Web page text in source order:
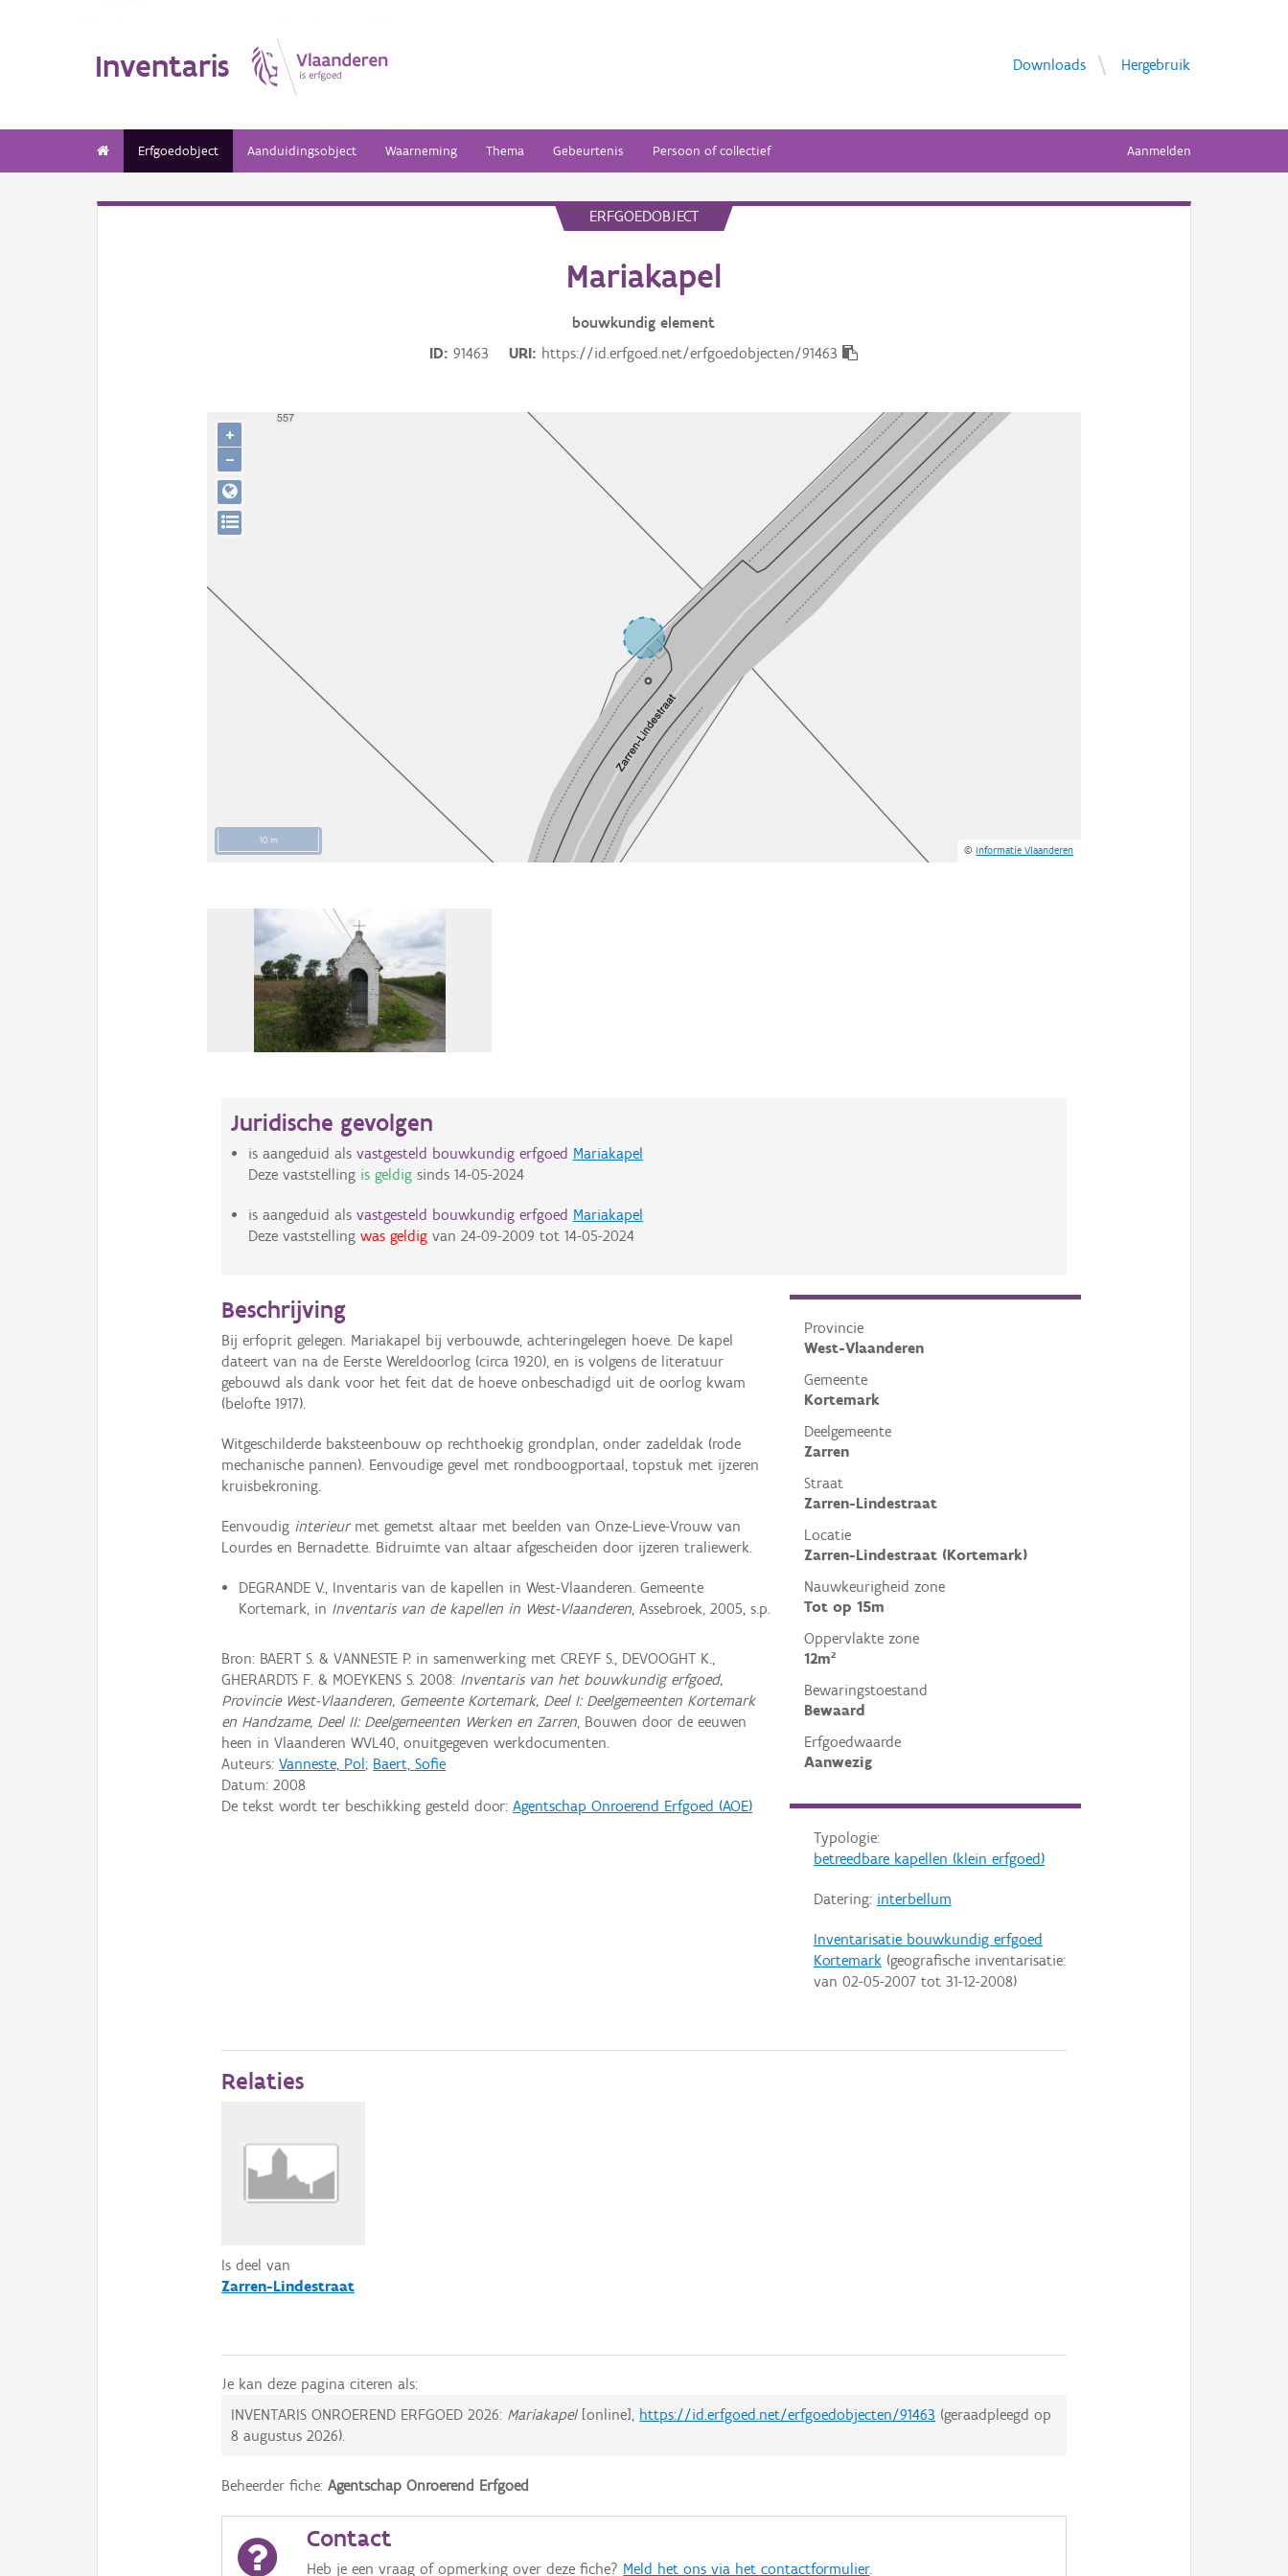
Inventaris Downloads Hergebruik
Erfgoedobject Aanduidingsobject Waarneming Thema Gebeurtenis Persoon of collectief Aanmelden
ERFGOEDOBJECT
Mariakapel
bouwkundig element
ID
91463 URI https://id.erfgoed.net/erfgoedobjecten/91463
10 m
©Informatie Vlaanderen
+
−
Juridische gevolgen
is aangeduid als vastgesteld bouwkundig erfgoed Mariakapel
Deze vaststelling is geldigsinds 14-05-2024
is aangeduid als vastgesteld bouwkundig erfgoed Mariakapel
Deze vaststelling was geldigvan 24-09-2009 tot 14-05-2024
Provincie
West-Vlaanderen
Gemeente
Kortemark
Deelgemeente
Zarren
Straat
Zarren-Lindestraat
Locatie
Zarren-Lindestraat (Kortemark)
Nauwkeurigheid zone
Tot op 15m
Oppervlakte zone
12m²
Bewaringstoestand
Bewaard
Erfgoedwaarde
Aanwezig
Typologie:
betreedbare kapellen (klein erfgoed)
Datering: interbellum
Inventarisatie bouwkundig erfgoed
Kortemark(geografische inventarisatie:
van 02-05-2007tot 31-12-2008)
Beschrijving
Bij erfoprit gelegen. Mariakapel bij verbouwde, achteringelegen hoeve. De kapel
dateert van na de Eerste Wereldoorlog (circa 1920), en is volgens de literatuur
gebouwd als dank voor het feit dat de hoeve onbeschadigd uit de oorlog kwam
(belofte 1917).
Witgeschilderde baksteenbouw op rechthoekig grondplan, onder zadeldak (rode
mechanische pannen). Eenvoudige gevel met rondboogportaal, topstuk met ijzeren
kruisbekroning.
Eenvoudig interieurmet gemetst altaar met beelden van Onze-Lieve-Vrouw van
Lourdes en Bernadette. Bidruimte van altaar afgescheiden door ijzeren traliewerk.
DEGRANDE V., Inventaris van de kapellen in West-Vlaanderen. Gemeente
Kortemark, in Inventaris van de kapellen in West-Vlaanderen, Assebroek, 2005, s.p.
Bron: BAERT S. & VANNESTE P. in samenwerking met CREYF S., DEVOOGHT K.,
GHERARDTS F. & MOEYKENS S. 2008: Inventaris van het bouwkundig erfgoed,
Provincie West-Vlaanderen, Gemeente Kortemark, Deel I: Deelgemeenten Kortemark
en Handzame, Deel II: Deelgemeenten Werken en Zarren, Bouwen door de eeuwen
heen in Vlaanderen WVL40, onuitgegeven werkdocumenten.
Auteurs:Vanneste, Pol; Baert, Sofie
Datum:2008
De tekst wordt ter beschikking gesteld door:Agentschap Onroerend Erfgoed (AOE)
Relaties
Is deel van
Zarren-Lindestraat
Je kan deze pagina citeren als:
INVENTARIS ONROEREND ERFGOED 2026: Mariakapel[online], https://id.erfgoed.net/erfgoedobjecten/91463 (geraadpleegd op
8 augustus 2026).
Beheerder fiche:Agentschap Onroerend Erfgoed
Contact
Heb je een vraag of opmerking over deze fiche? Meld het ons via het contactformulier.